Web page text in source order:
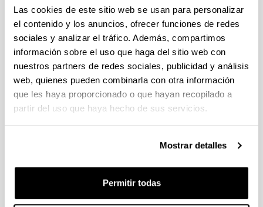
Las cookies de este sitio web se usan para personalizar
el contenido y los anuncios, ofrecer funciones de redes
sociales y analizar el tráfico. Además, compartimos
información sobre el uso que haga del sitio web con
nuestros partners de redes sociales, publicidad y análisis
web, quienes pueden combinarla con otra información
que les haya proporcionado o que hayan recopilado a
partir del uso que haya hecho de sus servicios.
Mostrar detalles
Permitir todas
FUNDACION LA CAIXA JUNIOR LEADER RETAINING
PROGRAMME 2027
Trámite abierto
CONVOCATORIA PARA LA CONTRATACIÓN DE
PERSONAL INVESTIGADOR DOCTOR EN LA UPV/EHU
(2026)
Trámite abierto (Plazo de presentación de solicitudes: 03/06/2026 -
16/07/2026: Listado provisional de solicitudes admitidas y
excluidas para evaluación. Plazo alegaciones: del 17/07/2026
CONVOCATORIA 2026-I PARA LA CONTRATACIÓN DE
PERSONAL INVESTIGADOR EN FORMACIÓN EN LA EHU